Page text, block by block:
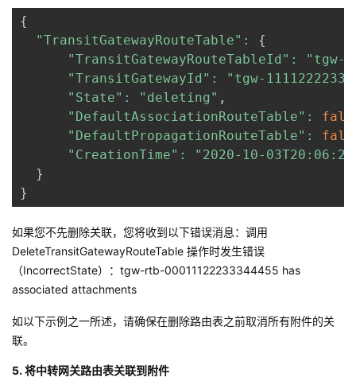
{
"TransitGatewayRouteTable" :
{
"TransitGatewayRouteTableId" :
"tgw-
"TransitGatewayId" :
"tgw-
"State" : "deleting" ,
"DefaultAssociationRouteTable" :
"DefaultPropagationRouteTable" :
"CreationTime" :
"2020-10-
}
}
如果您不先删除关联，您将收到以下错误消息：调用
DeleteTransitGatewayRouteTable 操作时发生错误
（IncorrectState）：tgw-rtb-00011122233344455 has
associated attachments
如以下示例之一所述，请确保在删除路由表之前取消所有附件的关
联。
5. 将中转网关路由表关联到附件